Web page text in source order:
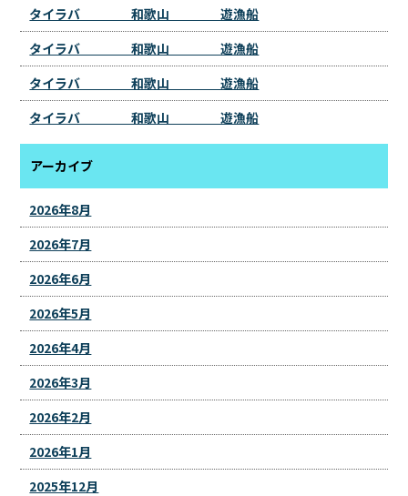
タイラバ 和歌山 遊漁船
タイラバ 和歌山 遊漁船
タイラバ 和歌山 遊漁船
タイラバ 和歌山 遊漁船
アーカイブ
2026年8月
2026年7月
2026年6月
2026年5月
2026年4月
2026年3月
2026年2月
2026年1月
2025年12月